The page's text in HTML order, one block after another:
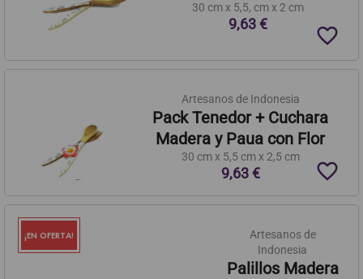
30 cm x 5,5, cm x 2 cm
9,63 € favorite_border
Artesanos de Indonesia
Pack Tenedor + Cuchara
Madera y Paua con Flor
30 cm x 5,5 cm x 2,5 cm
9,63 € favorite_border
¡EN OFERTA!
Artesanos de
Indonesia
Palillos Madera